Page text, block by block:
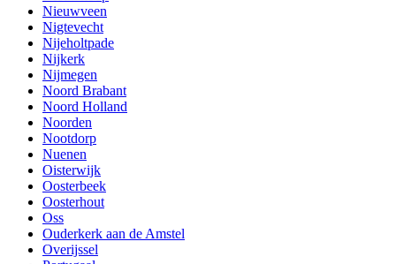
Nieuwveen
Nigtevecht
Nijeholtpade
Nijkerk
Nijmegen
Noord Brabant
Noord Holland
Noorden
Nootdorp
Nuenen
Oisterwijk
Oosterbeek
Oosterhout
Oss
Ouderkerk aan de Amstel
Overijssel